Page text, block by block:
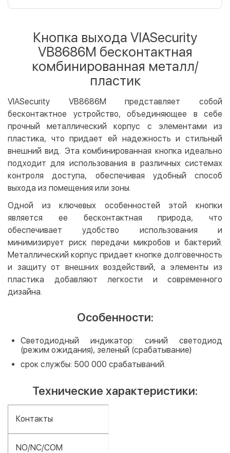
LiqPay
Apple Pay
Google Pay
Оплата на карту юр.лица
Оплата на счет юр.лица
Кредит
Мгновенная рассрочка (Приватбанк)
Оплата частями (Приватбанк)
Кнопка выхода VIASecurity
VB8686M бесконтактная
комбинированная металл/
пластик
VIASecurity VB8686M представляет собой
бесконтактное устройство, объединяющее в себе
прочный металлический корпус с элементами из
пластика, что придает ей надежность и стильный
внешний вид. Эта комбинированная кнопка идеально
подходит для использования в различных системах
контроля доступа, обеспечивая удобный способ
выхода из помещения или зоны.
Одной из ключевых особенностей этой кнопки
является ее бесконтактная природа, что
обеспечивает удобство использования и
минимизирует риск передачи микробов и бактерий.
Металлический корпус придает кнопке долговечность
и защиту от внешних воздействий, а элементы из
пластика добавляют легкости и современного
дизайна.
Особенности:
Светодиодный индикатор: синий светодиод
(режим ожидания), зеленый (срабатывание)
срок службы: 500 000 срабатываний.
Технические характеристики:
Контакты
NO/NC/COM